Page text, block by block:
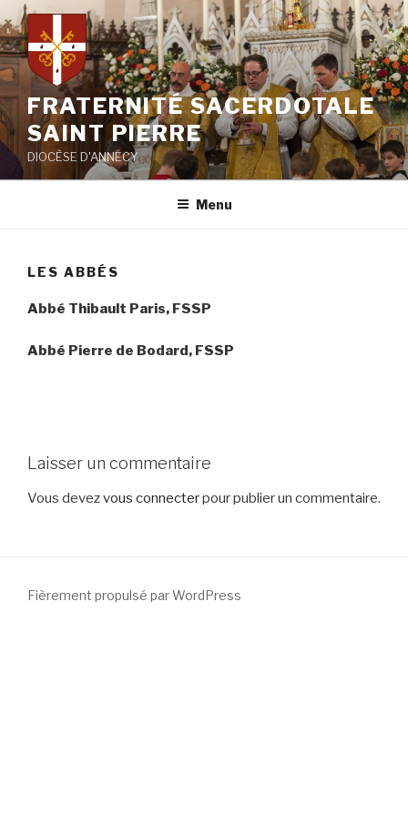
Aller
au
contenu
principal
FRATERNITÉ SACERDOTALE
SAINT PIERRE
DIOCÈSE D'ANNECY
Menu
LES ABBÉS
Abbé Thibault Paris, FSSP
Abbé Pierre de Bodard , FSSP
Laisser un commentaire
Vous devezvous connecterpour publier un commentaire.
Fièrement propulsé par WordPress